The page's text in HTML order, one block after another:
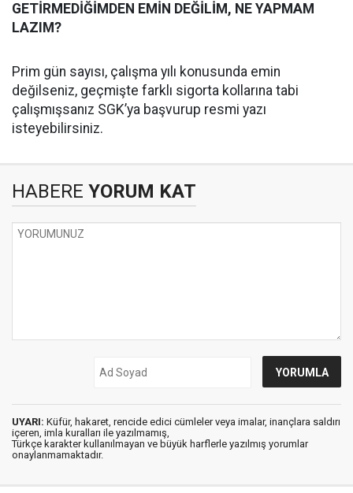
GETİRMEDİĞİMDEN EMİN DEĞİLİM, NE YAPMAM
LAZIM?
Prim gün sayısı, çalışma yılı konusunda emin
değilseniz, geçmişte farklı sigorta kollarına tabi
çalışmışsanız SGK’ya başvurup resmi yazı
isteyebilirsiniz.
HABERE YORUM KAT
UYARI: Küfür, hakaret, rencide edici cümleler veya imalar, inançlara saldırı
içeren, imla kuralları ile yazılmamış,
Türkçe karakter kullanılmayan ve büyük harflerle yazılmış yorumlar
onaylanmamaktadır.